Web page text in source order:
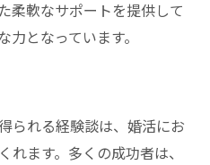
柔軟なサポートを提供して
となっています。
られる経験談は、婚活にお
ます。多くの成功者は、